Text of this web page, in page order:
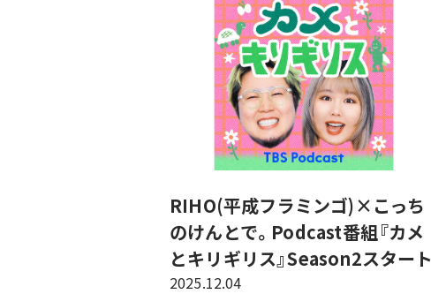
RIHO(平成フラミンゴ)×こっち
のけんとで。Podcast番組『カメ
とキリギリス』Season2スタート
2025.12.04